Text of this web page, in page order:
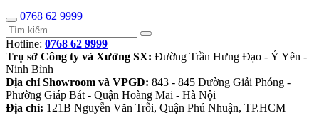
0768 62 9999
Hotline: 0768 62 9999
Trụ sở Công ty và Xưởng SX: Đường Trần Hưng Đạo - Ý Yên -
Ninh Bình
Địa chỉ Showroom và VPGD: 843 - 845 Đường Giải Phóng -
Phường Giáp Bát - Quận Hoàng Mai - Hà Nội
Địa chỉ: 121B Nguyễn Văn Trỗi, Quận Phú Nhuận, TP.HCM